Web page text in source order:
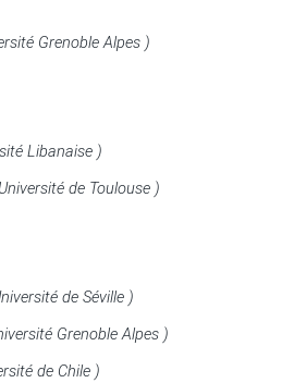
Grenoble Alpes )
Libanaise )
de Toulouse )
de Séville )
Grenoble Alpes )
de Chile )